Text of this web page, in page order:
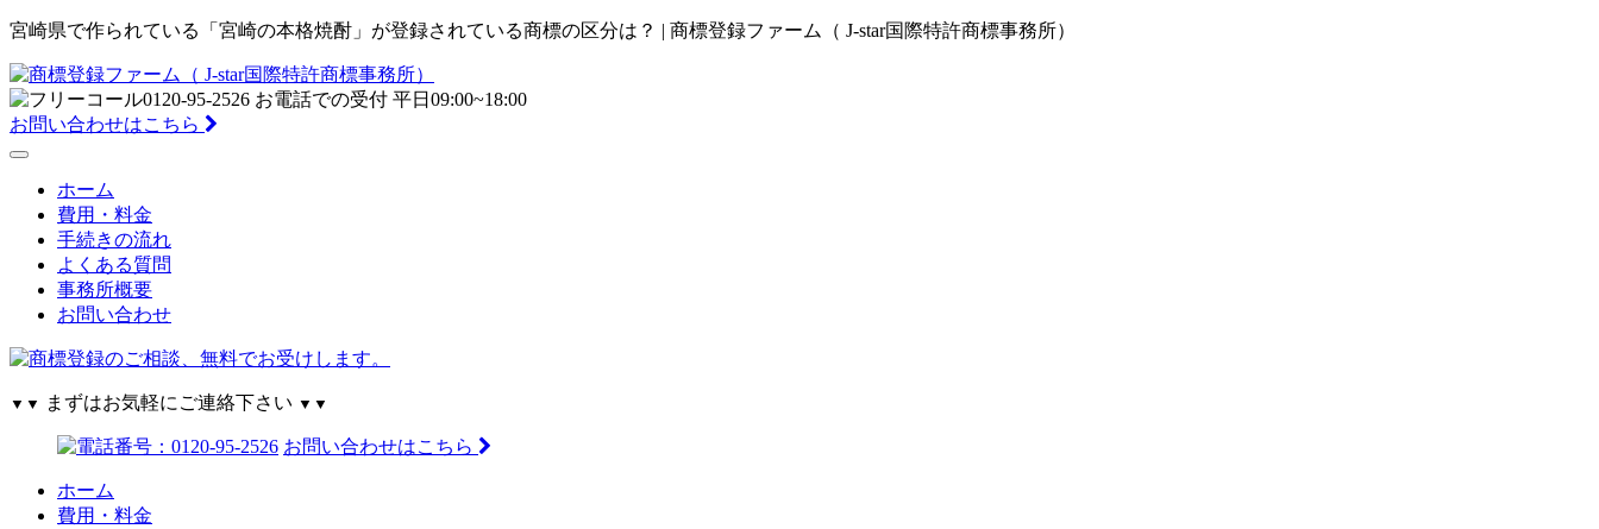
宮崎県で作られている「宮崎の本格焼酎」が登録されている商標の区分は？ | 商標登録ファーム（ J-star国際特許商標事務所）
お問い合わせはこちら
ホーム
費用・料金
手続きの流れ
よくある質問
事務所概要
お問い合わせ
▼▼ まずはお気軽にご連絡下さい ▼▼
お問い合わせはこちら
ホーム
費用・料金